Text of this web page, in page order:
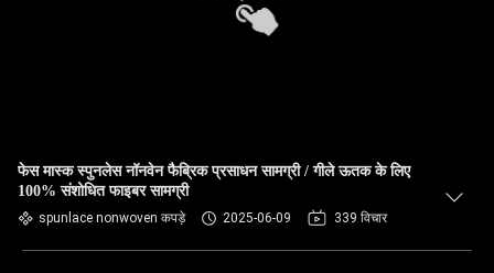
फेस मास्क स्पुनलेस नॉनवेन फैब्रिक प्रसाधन सामग्री / गीले ऊतक के लिए
100% संशोधित फाइबर सामग्री
spunlace nonwoven कपड़े 2025-06-09 339 विचार